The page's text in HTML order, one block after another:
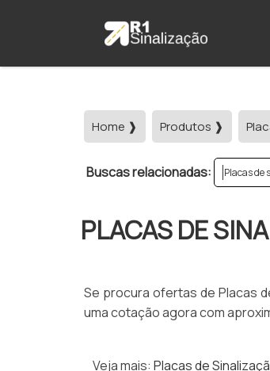
Home ❱ Produtos ❱
Buscas relacionadas: Placas de
PLACAS DE
Se procura ofertas de Placas
uma cotação agora com
Veja mais: Placas de